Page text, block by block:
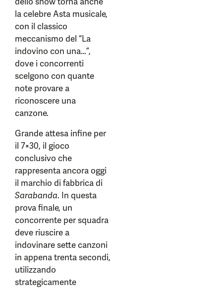
la celebre Asta musicale,
con il classico
meccanismo del “La
indovino con una…”,
dove i concorrenti
scelgono con quante
note provare a
riconoscere una
canzone.
Grande attesa infine per
il 7×30, il gioco
conclusivo che
rappresenta ancora oggi
il marchio di fabbrica di
Sarabanda. In questa
prova finale, un
concorrente per squadra
deve riuscire a
indovinare sette canzoni
in appena trenta secondi,
utilizzando
strategicamente